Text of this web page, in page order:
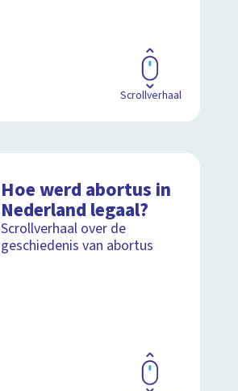
Scrollverhaal
Hoe werd abortus in
Nederland legaal?
Scrollverhaal over de
geschiedenis van abortus